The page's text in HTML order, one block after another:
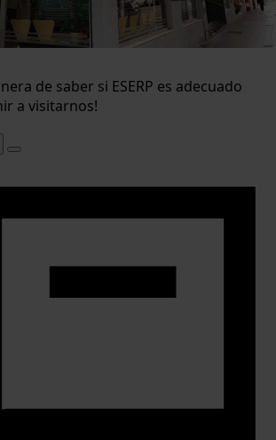
de saber si ESERP es adecuado
a visitarnos!